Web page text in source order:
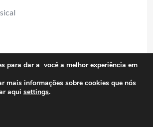
para dar a você a melhor experiência em
mais informações sobre cookies que nós
aqui settings.